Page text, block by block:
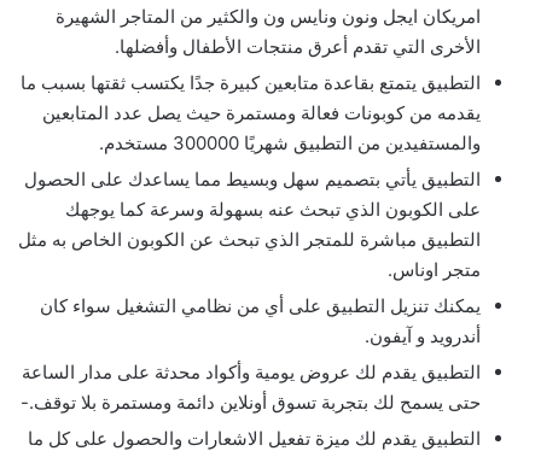
امريكان ايجل ونون ونايس ون والكثير من المتاجر الشهيرة
الأخرى التي تقدم أعرق منتجات الأطفال وأفضلها.
التطبيق يتمتع بقاعدة متابعين كبيرة جدًا يكتسب ثقتها بسبب ما
يقدمه من كوبونات فعالة ومستمرة حيث يصل عدد المتابعين
والمستفيدين من التطبيق شهريًا 300000 مستخدم.
التطبيق يأتي بتصميم سهل وبسيط مما يساعدك على الحصول
على الكوبون الذي تبحث عنه بسهولة وسرعة كما يوجهك
التطبيق مباشرة للمتجر الذي تبحث عن الكوبون الخاص به مثل
متجر اوناس.
يمكنك تنزيل التطبيق على أي من نظامي التشغيل سواء كان
أندرويد و آيفون.
التطبيق يقدم لك عروض يومية وأكواد محدثة على مدار الساعة
حتى يسمح لك بتجربة تسوق أونلاين دائمة ومستمرة بلا توقف.-
التطبيق يقدم لك ميزة تفعيل الاشعارات والحصول على كل ما